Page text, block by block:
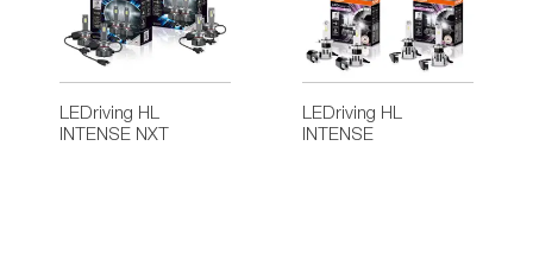
LEDriving HL
INTENSE NXT
LEDriving HL
INTENSE